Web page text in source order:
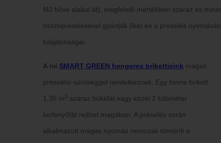
MJ hővé alakul át), megfelelő mértékben száraz és
összepréselésével gyártják őket és a préselés
tulajdonságai.
A mi SMART GREEN hengeres brikettjeink magas
préselési sűrűséggel rendelkeznek. Egy tonna brikett
1,35 m3 száraz bükkfát vagy közel 2 köbméter
lucfenyőfát rejthet magában. A préselés során
alkalmazott magas nyomás nemcsak tömöríti a